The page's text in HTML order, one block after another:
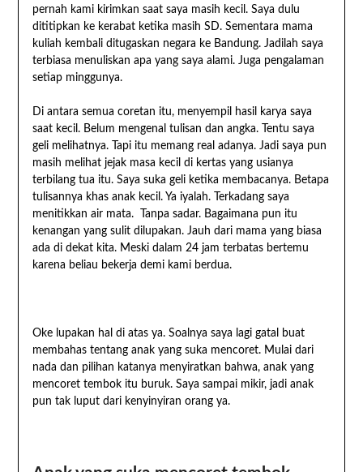
pernah kami kirimkan saat saya masih kecil. Saya dulu
dititipkan ke kerabat ketika masih SD. Sementara mama
kuliah kembali ditugaskan negara ke Bandung. Jadilah saya
terbiasa menuliskan apa yang saya alami. Juga pengalaman
setiap minggunya.
Di antara semua coretan itu, menyempil hasil karya saya
saat kecil. Belum mengenal tulisan dan angka. Tentu saya
geli melihatnya. Tapi itu memang real adanya. Jadi saya pun
masih melihat jejak masa kecil di kertas yang usianya
terbilang tua itu. Saya suka geli ketika membacanya. Betapa
tulisannya khas anak kecil. Ya iyalah. Terkadang saya
menitikkan air mata. Tanpa sadar. Bagaimana pun itu
kenangan yang sulit dilupakan. Jauh dari mama yang biasa
ada di dekat kita. Meski dalam 24 jam terbatas bertemu
karena beliau bekerja demi kami berdua.
Oke lupakan hal di atas ya. Soalnya saya lagi gatal buat
membahas tentang anak yang suka mencoret. Mulai dari
nada dan pilihan katanya menyiratkan bahwa, anak yang
mencoret tembok itu buruk. Saya sampai mikir, jadi anak
pun tak luput dari kenyinyiran orang ya.